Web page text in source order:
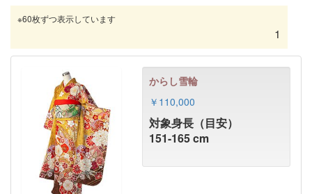
※60枚ずつ表示しています
1
からし雪輪
￥110,000
対象身長（目安）
151-165 cm